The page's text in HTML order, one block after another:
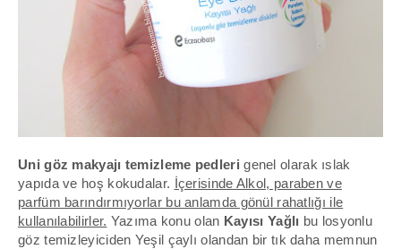
Uni göz makyajı temizleme pedleri genel olarak ıslak
yapıda ve hoş kokudalar. İçerisinde Alkol, paraben ve
parfüm barındırmıyorlar bu anlamda gönül rahatlığı ile
kullanılabilirler. Yazıma konu olan Kayısı Yağlı bu losyonlu
göz temizleyiciden Yeşil çaylı olandan bir tık daha memnun